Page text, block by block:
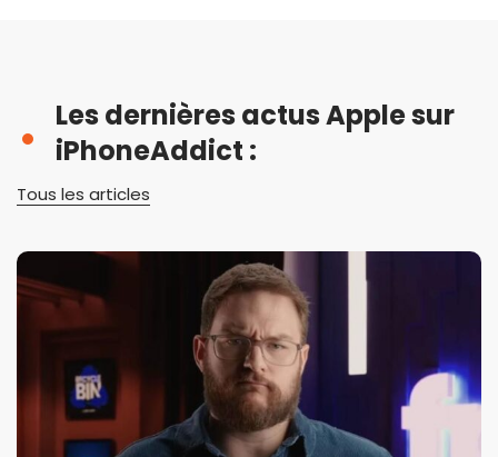
Les dernières actus Apple sur
iPhoneAddict :
Tous les articles